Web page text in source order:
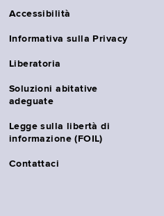
Accessibilità
Informativa sulla Privacy
Liberatoria
Soluzioni abitative
adeguate
Legge sulla libertà di
informazione (FOIL)
Contattaci